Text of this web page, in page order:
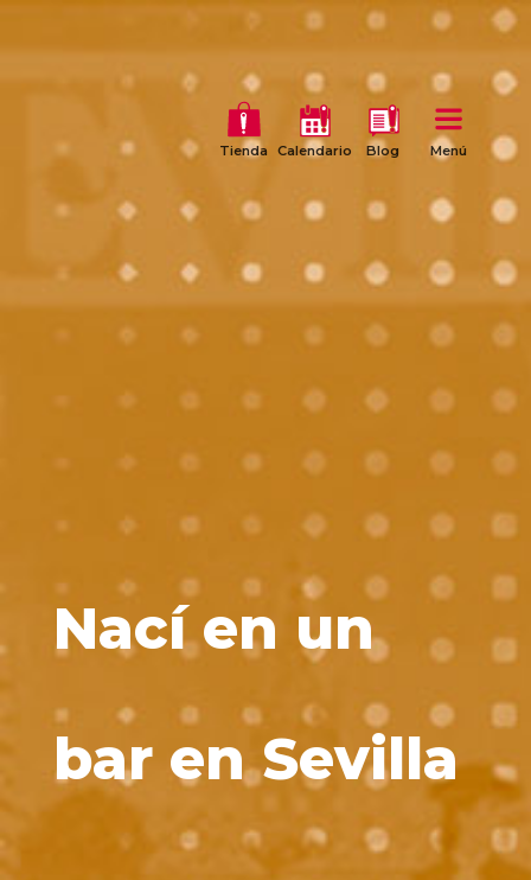
Tienda Calendario Blog Menú
Nací en un
bar en Sevilla